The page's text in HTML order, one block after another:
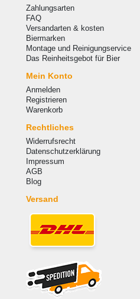
Zahlungsarten
FAQ
Versandarten & kosten
Biermarken
Montage und Reinigungservice
Das Reinheitsgebot für Bier
Mein Konto
Anmelden
Registrieren
Warenkorb
Rechtliches
Widerrufsrecht
Datenschutzerklärung
Impressum
AGB
Blog
Versand